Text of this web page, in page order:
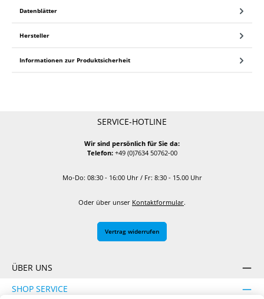
Datenblätter
Hersteller
Informationen zur Produktsicherheit
SERVICE-HOTLINE
Wir sind persönlich für Sie da:
Telefon:+49 (0)7634 50762-00
Mo-Do: 08:30 - 16:00 Uhr / Fr: 8:30 - 15.00 Uhr
Oder über unser Kontaktformular.
Vertrag widerrufen
ÜBER UNS
SHOP SERVICE